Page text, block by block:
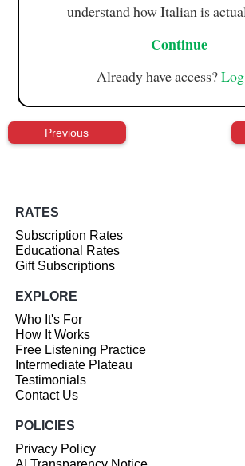
understand how Italian is
Continue
Already have access?
Previous
RATES
Subscription Rates
Educational Rates
Gift Subscriptions
EXPLORE
Who It's For
How It Works
Free Listening Practice
Intermediate Plateau
Testimonials
Contact Us
POLICIES
Privacy Policy